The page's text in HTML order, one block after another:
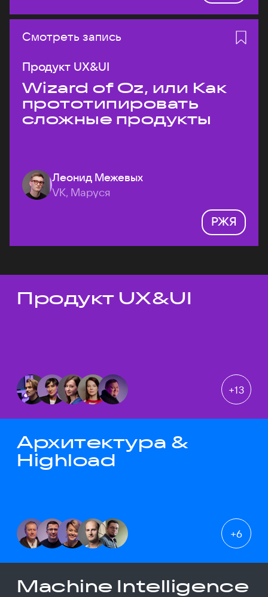
Смотреть запись
Продукт UX&UI
Wizard of Oz, или Как
прототипировать
сложные продукты
Леонид Межевых
VK, Маруся
РЖЯ
Темы докладов
Продукт UX&UI
+13
Архитектура &
Highload
+6
Machine Intelligence